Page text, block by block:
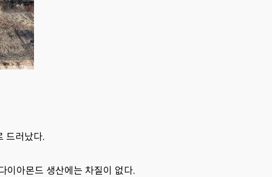
드러났다.
이아몬드 생산에는 차질이 없다.